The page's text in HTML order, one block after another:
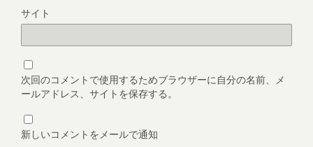
サイト
次回のコメントで使用するためブラウザーに自分の名前、メ
ールアドレス、サイトを保存する。
新しいコメントをメールで通知